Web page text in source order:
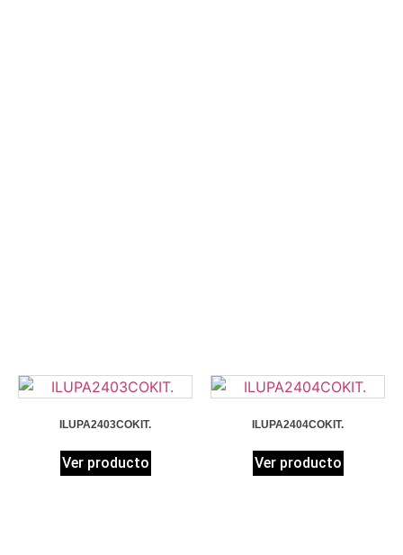
ILUPA2403COKIT.
Ver producto
ILUPA2404COKIT.
Ver producto